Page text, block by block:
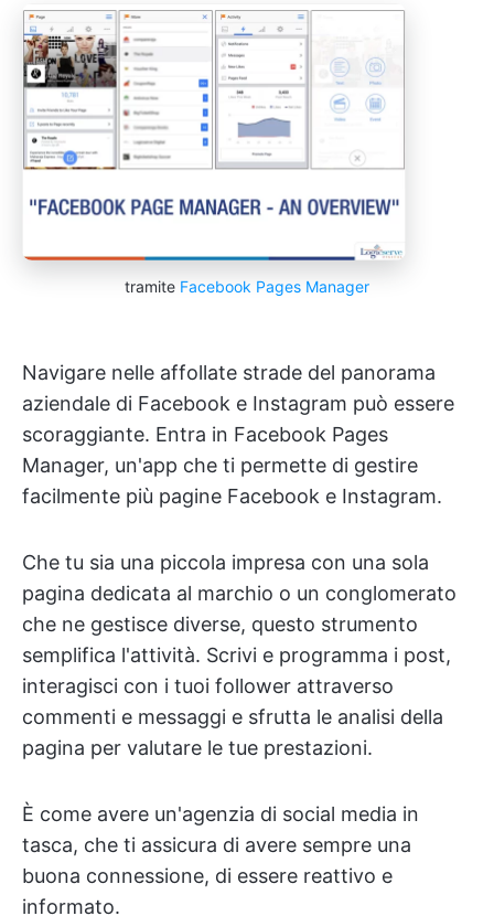
tramite Facebook Pages Manager
Navigare nelle affollate strade del panorama
aziendale di Facebook e Instagram può essere
scoraggiante. Entra in Facebook Pages
Manager, un'app che ti permette di gestire
facilmente più pagine Facebook e Instagram.
Che tu sia una piccola impresa con una sola
pagina dedicata al marchio o un conglomerato
che ne gestisce diverse, questo strumento
semplifica l'attività. Scrivi e programma i post,
interagisci con i tuoi follower attraverso
commenti e messaggi e sfrutta le analisi della
pagina per valutare le tue prestazioni.
È come avere un'agenzia di social media in
tasca, che ti assicura di avere sempre una
buona connessione, di essere reattivo e
informato.